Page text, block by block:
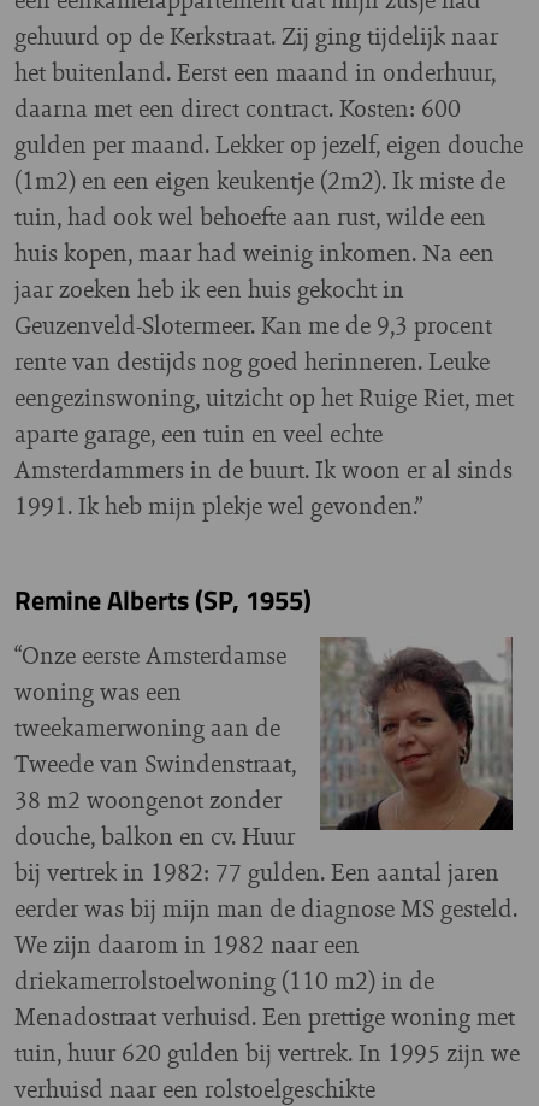
gehuurd op de Kerkstraat. Zij ging tijdelijk naar
het buitenland. Eerst een maand in onderhuur,
daarna met een direct contract. Kosten: 600
gulden per maand. Lekker op jezelf, eigen douche
(1m2) en een eigen keukentje (2m2). Ik miste de
tuin, had ook wel behoefte aan rust, wilde een
huis kopen, maar had weinig inkomen. Na een
jaar zoeken heb ik een huis gekocht in
Geuzenveld-Slotermeer. Kan me de 9,3 procent
rente van destijds nog goed herinneren. Leuke
eengezinswoning, uitzicht op het Ruige Riet, met
aparte garage, een tuin en veel echte
Amsterdammers in de buurt. Ik woon er al sinds
1991. Ik heb mijn plekje wel gevonden.”
Remine Alberts (SP, 1955)
“Onze eerste Amsterdamse
woning was een
tweekamerwoning aan de
Tweede van Swindenstraat,
38 m2 woongenot zonder
douche, balkon en cv. Huur
bij vertrek in 1982: 77 gulden. Een aantal jaren
eerder was bij mijn man de diagnose MS gesteld.
We zijn daarom in 1982 naar een
driekamerrolstoelwoning (110 m2) in de
Menadostraat verhuisd. Een prettige woning met
tuin, huur 620 gulden bij vertrek. In 1995 zijn we
verhuisd naar een rolstoelgeschikte